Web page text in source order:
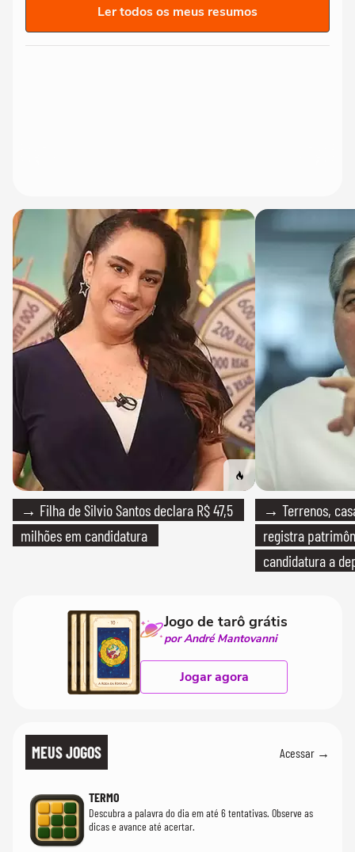
Ler todos os meus resumos
→ Filha de Silvio Santos declara R$ 47,5
milhões em candidatura
→ Terrenos,
registra
candidatura a
Jogo de tarô grátis
por André Mantovanni
Jogar agora
MEUS JOGOS Acessar →
TERMO
Descubra a palavra do dia em até 6 tentativas. Observe as
dicas e avance até acertar.